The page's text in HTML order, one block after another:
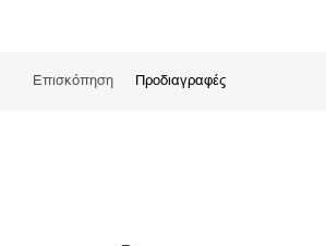
Επισκόπηση Προδιαγραφές